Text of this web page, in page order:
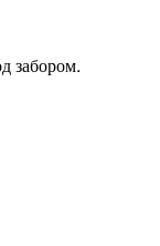
забором.